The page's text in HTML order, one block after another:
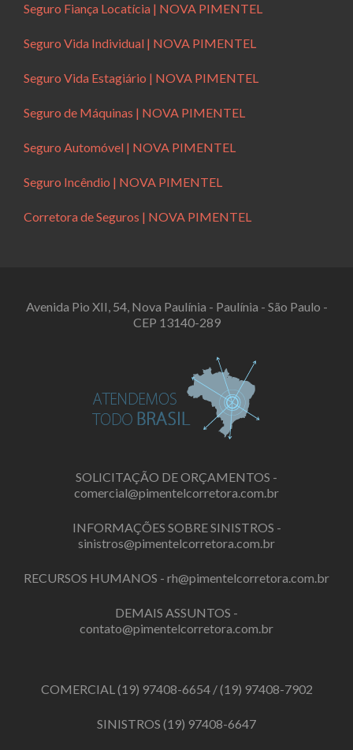
Seguro Fiança Locatícia | NOVA PIMENTEL
Seguro Vida Individual | NOVA PIMENTEL
Seguro Vida Estagiário | NOVA PIMENTEL
Seguro de Máquinas | NOVA PIMENTEL
Seguro Automóvel | NOVA PIMENTEL
Seguro Incêndio | NOVA PIMENTEL
Corretora de Seguros | NOVA PIMENTEL
Avenida Pio XII, 54, Nova Paulínia - Paulínia - São Paulo -
CEP 13140-289
SOLICITAÇÃO DE ORÇAMENTOS -
comercial@pimentelcorretora.com.br
INFORMAÇÕES SOBRE SINISTROS -
sinistros@pimentelcorretora.com.br
RECURSOS HUMANOS - rh@pimentelcorretora.com.br
DEMAIS ASSUNTOS -
contato@pimentelcorretora.com.br
COMERCIAL(19) 97408-6654/(19) 97408-7902
SINISTROS (19) 97408-6647